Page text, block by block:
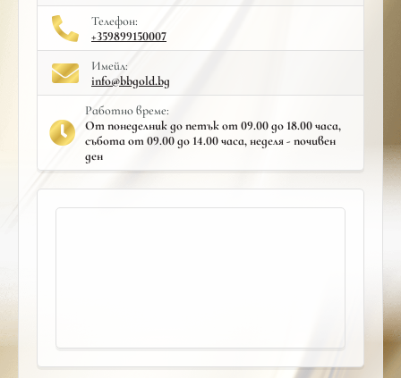
Телефон:
+359899150007
Имейл:
info@bbgold.bg
Работно време:
От понеделник до петък от 09.00 до 18.00 часа,
събота от 09.00 до 14.00 часа, неделя - почивен
ден